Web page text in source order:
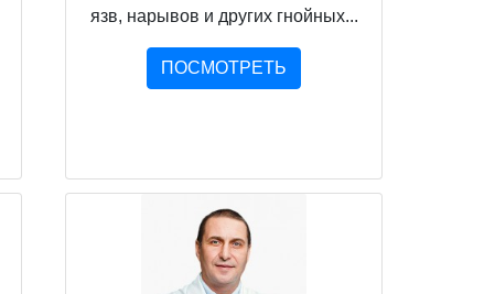
язв, нарывов и других гнойных...
ПОСМОТРЕТЬ